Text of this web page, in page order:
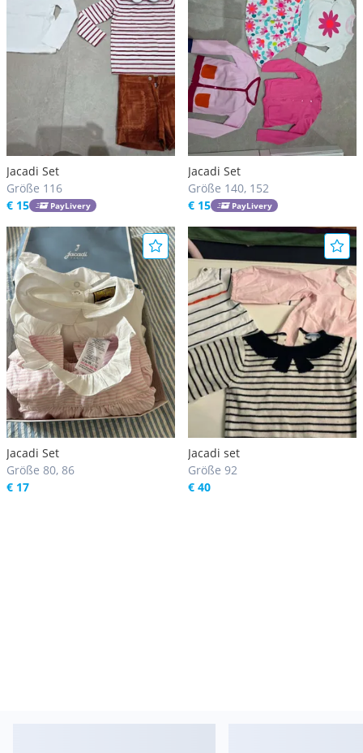
Jacadi Set
Größe 116
€ 15
PayLivery
Jacadi Set
Größe 140, 152
€ 15
PayLivery
Jacadi Set
Größe 80, 86
€ 17
Jacadi set
Größe 92
€ 40